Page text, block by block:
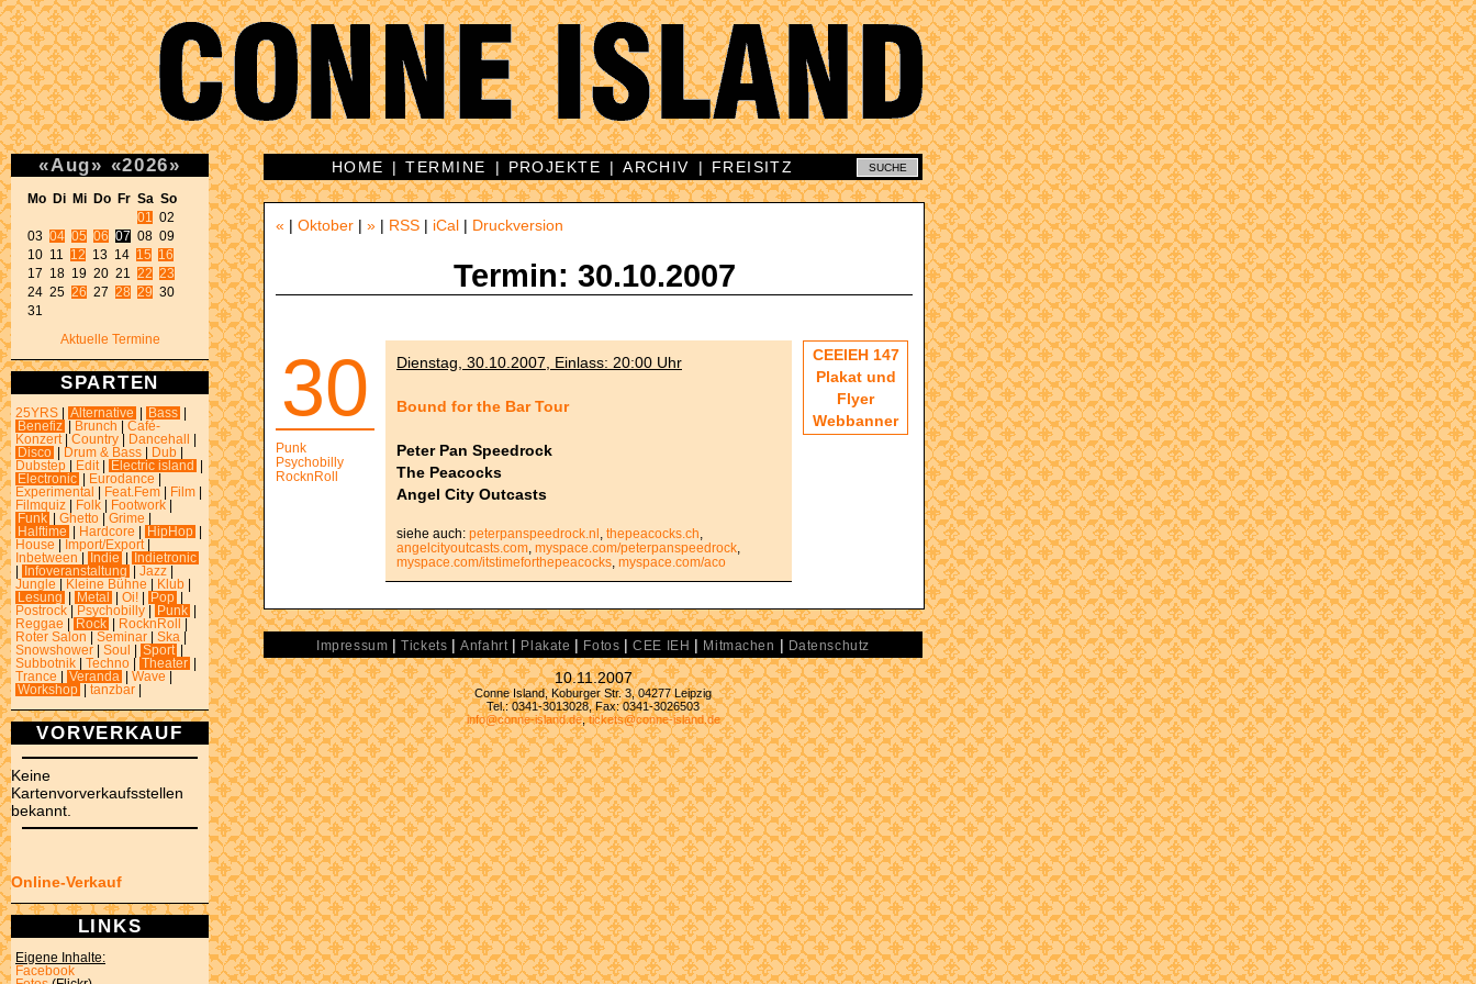
«Aug» «2026»
Mo Di Mi Do Fr Sa So
01
02
03 04 05 06 07 08 09
10 11 12 13 14 15
16
17 18 19 20 21 22 23
24 25 26 27 28 29 30
31
Aktuelle Termine
SPARTEN
25YRS Alternative Bass
Benefiz
Brunch
Café-
Konzert
Country Dancehall
Disco
Drum & Bass Dub
Dubstep
Edit Electric island
Electronic
Eurodance
Experimental
Feat.Fem Film
Filmquiz
Folk Footwork
Funk
Ghetto Grime
Halftime
Hardcore HipHop
House
Import/Export
Inbetween
Indie
Indietronic
Infoveranstaltung Jazz
Jungle
Kleine Bühne Klub
Lesung
Metal Oi! Pop
Postrock
Psychobilly Punk
Reggae
Rock RocknRoll
Roter Salon
Seminar Ska
Snowshower
Soul Sport
Subbotnik
Techno Theater
Trance
Veranda Wave
Workshop
tanzbar
VORVERKAUF
Keine
Kartenvorverkaufsstellen
bekannt.
Online-Verkauf
LINKS
Eigene Inhalte:
Facebook
HOME |TERMINE | PROJEKTE |ARCHIV | FREISITZ
« | Oktober | » | RSS | iCal | Druckversion
Termin: 30.10.2007
30
Punk
Psychobilly
RocknRoll
CEEIEH 147
Plakat und
Flyer
Webbanner
Dienstag, 30.10.2007, Einlass: 20:00 Uhr
Bound for the Bar Tour
Peter Pan Speedrock
The Peacocks
Angel City Outcasts
siehe auch: peterpanspeedrock.nl thepeacocks.ch
angelcityoutcasts.com myspace.com/peterpanspeedrock
myspace.com/itstimeforthepeacocks myspace.com/aco
Impressum |Tickets |Anfahrt | Plakate | Fotos |CEE IEH | Mitmachen | Datenschutz
10.11.2007
Conne Island, Koburger Str. 3, 04277 Leipzig
Tel.: 0341-3013028, Fax: 0341-3026503
info@conne-island.de,tickets@conne-island.de